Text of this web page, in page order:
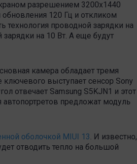
разрешением 3200х1440
обновления 120 Гц и откликом
технология проводной зарядки на
на 10 Вт. А еще будут
камера обладает тремя
выступает сенсор Sony
отвечает Samsung S5KJN1 и этот
предложат модуль
оболочкой MIUI 13. И известно,
отводить тепло на большой